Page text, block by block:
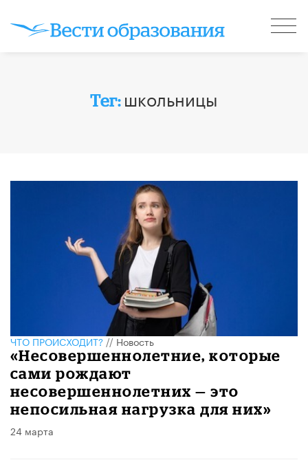
Тег: школьницы
ЧТО ПРОИСХОДИТ?//Новость
«Несовершеннолетние, которые
сами рождают
несовершеннолетних — это
непосильная нагрузка для них»
24 марта